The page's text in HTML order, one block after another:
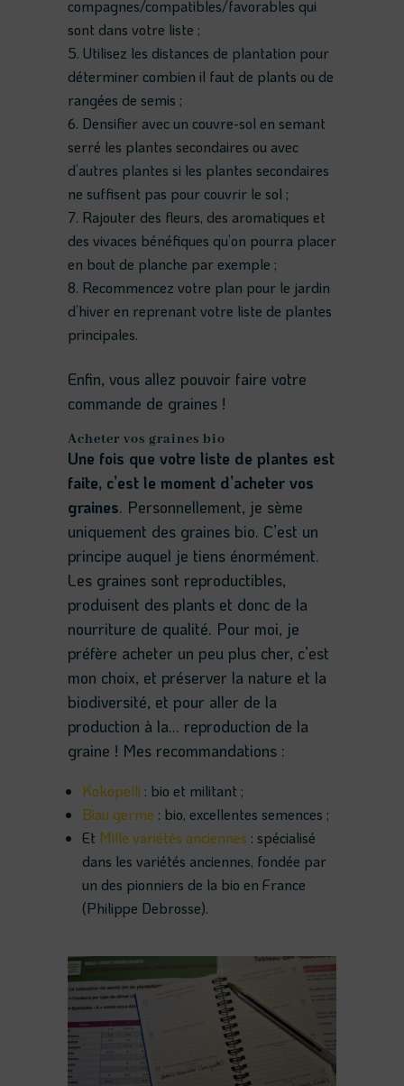
compagnes/compatibles/favorables qui
sont dans votre liste ;
Utilisez les distances de plantation pour
déterminer combien il faut de plants ou de
rangées de semis ;
Densifier avec un couvre-sol en semant
serré les plantes secondaires ou avec
d’autres plantes si les plantes secondaires
ne suffisent pas pour couvrir le sol ;
Rajouter des fleurs, des aromatiques et
des vivaces bénéfiques qu’on pourra placer
en bout de planche par exemple ;
Recommencez votre plan pour le jardin
d’hiver en reprenant votre liste de plantes
principales.
Enfin, vous allez pouvoir faire votre
commande de graines !
Acheter vos graines bio
Une fois que votre liste de plantes est
faite, c’est le moment d’acheter vos
graines. Personnellement, je sème
uniquement des graines bio. C’est un
principe auquel je tiens énormément.
Les graines sont reproductibles,
produisent des plants et donc de la
nourriture de qualité. Pour moi, je
préfère acheter un peu plus cher, c’est
mon choix, et préserver la nature et la
biodiversité, et pour aller de la
production à la… reproduction de la
graine ! Mes recommandations :
Kokopelli : bio et militant ;
Biau germe : bio, excellentes semences ;
Et Mille variétés anciennes : spécialisé
dans les variétés anciennes, fondée par
un des pionniers de la bio en France
(Philippe Debrosse).